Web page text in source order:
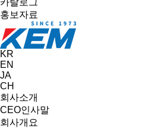
카탈로그
홍보자료
KR
EN
JA
CH
회사소개
CEO인사말
회사개요